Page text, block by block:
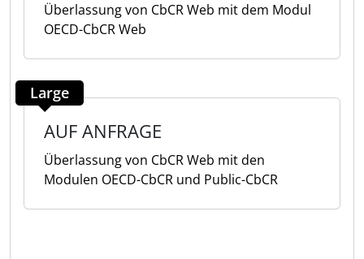
Überlassung von CbCR Web mit dem Modul
OECD-CbCR Web
Large
AUF ANFRAGE
Überlassung von CbCR Web mit den
Modulen OECD-CbCR und Public-CbCR